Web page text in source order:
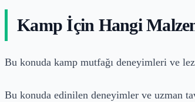
Kamp İçin Hangi
Bu konuda kamp mutfağı deneyimleri ve
Bu konuda edinilen deneyimler ve uzman